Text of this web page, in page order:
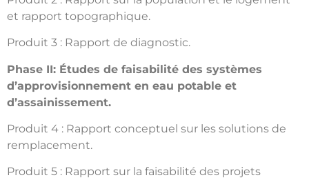
et rapport topographique.
Produit 3 : Rapport de diagnostic.
Phase II: Études de faisabilité des systèmes
d’approvisionnement en eau potable et
d’assainissement.
Produit 4 : Rapport conceptuel sur les solutions de
remplacement.
Produit 5 : Rapport sur la faisabilité des projets